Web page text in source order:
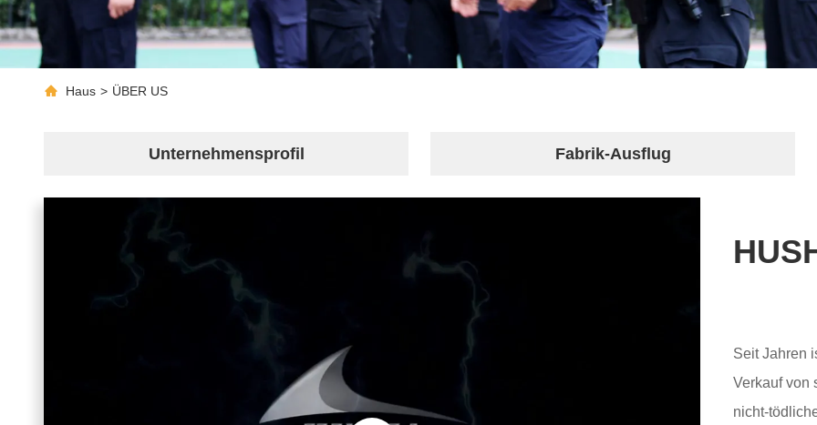
Haus > ÜBER US
Unternehmensprofil Fabrik-Ausflug
Seit Jahren
Verkauf von
nicht-